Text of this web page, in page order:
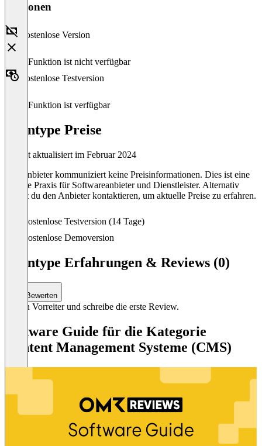
Versionen
Kostenlose Version
Diese Funktion ist nicht verfügbar
Kostenlose Testversion
Diese Funktion ist verfügbar
Quintype Preise
Zuletzt aktualisiert im Februar 2024
Der Anbieter kommuniziert keine Preisinformationen. Dies ist eine
übliche Praxis für Softwareanbieter und Dienstleister. Alternativ
kannst du den Anbieter kontaktieren, um aktuelle Preise zu erfahren.
Kostenlose Testversion (14 Tage)
Kostenlose Demoversion
Quintype Erfahrungen & Reviews (0)
Bewerten
Sei ein Vorreiter und schreibe die erste Review.
Software Guide für die Kategorie
Content Management Systeme (CMS)